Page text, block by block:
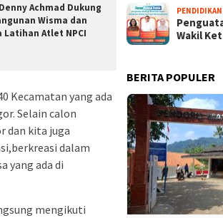
Achmad Dukung
Wisma dan
Latihan Atlet NPCI
Kecamatan yang ada
Selain calon
dan kita juga
dalam
yang ada di
mengikuti
PENDIDIKAN
Wakil
BERITA POPULER